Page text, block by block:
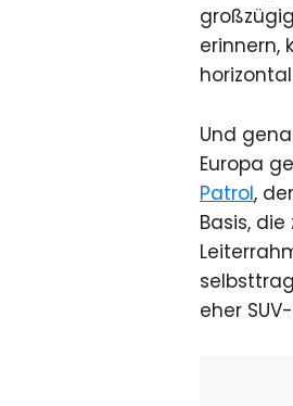
erinnern,
Und
Europa
Patrol,
Basis,
eher